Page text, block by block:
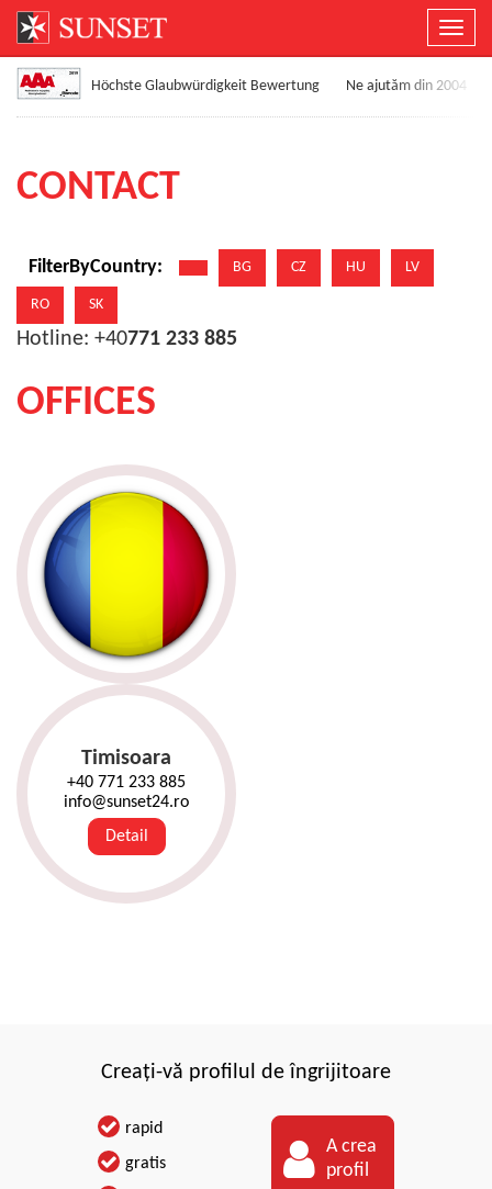
Höchste Glaubwürdigkeit Bewertung Ne ajutăm din 2004
CONTACT
FilterByCountry: BG CZ HU LV
RO SK
Hotline: +40771 233 885
OFFICES
Timisoara
+40 771 233 885
info@sunset24.ro
Detail
Creați-vă profilul de îngrijitoare
A crea
profil
rapid
gratis